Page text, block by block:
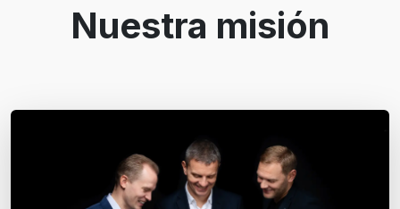
Nuestra misión